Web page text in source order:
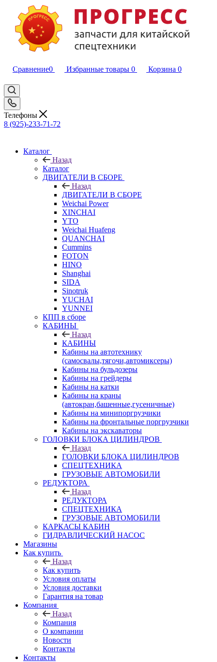
Сравнение0 Избранные товары 0 Корзина 0
Телефоны
8 (925)-233-71-72
Каталог
Назад
Каталог
ДВИГАТЕЛИ В СБОРЕ
Назад
ДВИГАТЕЛИ В СБОРЕ
Weichai Power
XINCHAI
YTO
Weichai Huafeng
QUANCHAI
Cummins
FOTON
HINO
Shanghai
SIDA
Sinotruk
YUCHAI
YUNNEI
КПП в сборе
КАБИНЫ
Назад
КАБИНЫ
Кабины на автотехнику
(самосвалы,тягочи,автомиксеры)
Кабины на бульдозеры
Кабины на грейдеры
Кабины на катки
Кабины на краны
(автокран,башенные,гусеничные)
Кабины на минипоргрузчики
Кабины на фронтальные поргрузчики
Кабины на экскаваторы
ГОЛОВКИ БЛОКА ЦИЛИНДРОВ
Назад
ГОЛОВКИ БЛОКА ЦИЛИНДРОВ
СПЕЦТЕХНИКА
ГРУЗОВЫЕ АВТОМОБИЛИ
РЕДУКТОРА
Назад
РЕДУКТОРА
СПЕЦТЕХНИКА
ГРУЗОВЫЕ АВТОМОБИЛИ
КАРКАСЫ КАБИН
ГИДРАВЛИЧЕСКИЙ НАСОС
Магазины
Как купить
Назад
Как купить
Условия оплаты
Условия доставки
Гарантия на товар
Компания
Назад
Компания
О компании
Новости
Контакты
Контакты